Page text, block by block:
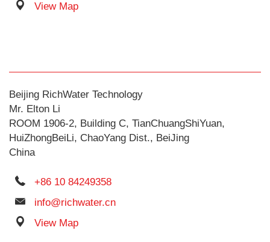
View Map
Beijing RichWater Technology
Mr. Elton Li
ROOM 1906-2, Building C, TianChuangShiYuan,
HuiZhongBeiLi, ChaoYang Dist., BeiJing
China
+86 10 84249358
info@richwater.cn
View Map